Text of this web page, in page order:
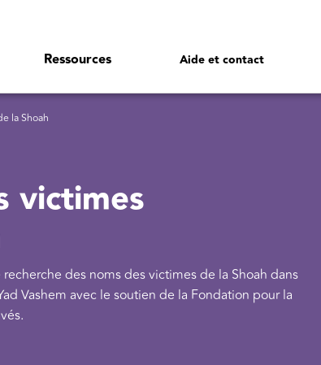
Ressources Aide et contact
la Shoah
victimes
des noms des victimes de la Shoah dans
Vashem avec le soutien de la Fondation pour la